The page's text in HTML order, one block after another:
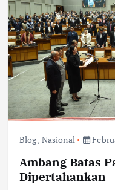
Blog, Nasional
Ambang Batas
Dipertahankan